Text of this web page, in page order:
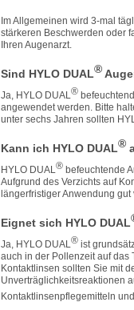
Im Allgemeinen wird 3-mal
stärkeren Beschwerden oder
Ihren Augenarzt.
Sind HYLO DUAL®
Ja, HYLO DUAL®
angewendet werden. Bitte
unter sechs Jahren sollten
Kann ich HYLO DUAL®
HYLO DUAL®befeuchtende
Aufgrund des Verzichts auf
längerfristiger Anwendung gut
Eignet sich HYLO DUAL
Ja, HYLO DUAL®ist
auch in der Pollenzeit auf das
Kontaktlinsen sollten Sie mit
Unverträglichkeitsreaktionen
Kontaktlinsenpflegemitteln